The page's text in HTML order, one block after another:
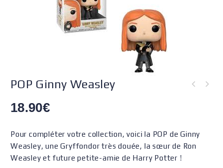
POP Ginny Weasley
18.90€
Pour compléter votre collection, voici la POP de Ginny
Weasley, une Gryffondor très douée, la sœur de Ron
Weasley et future petite-amie de Harry Potter !